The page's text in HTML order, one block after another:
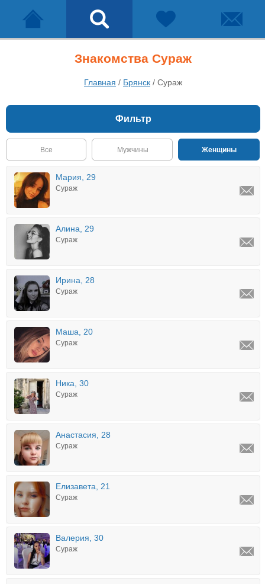
Знакомства Сураж
Главная / Брянск / Сураж
Фильтр
Все Мужчины Женщины
Мария, 29
Сураж
Алина, 29
Сураж
Ирина, 28
Сураж
Маша, 20
Сураж
Ника, 30
Сураж
Анастасия, 28
Сураж
Елизавета, 21
Сураж
Валерия, 30
Сураж